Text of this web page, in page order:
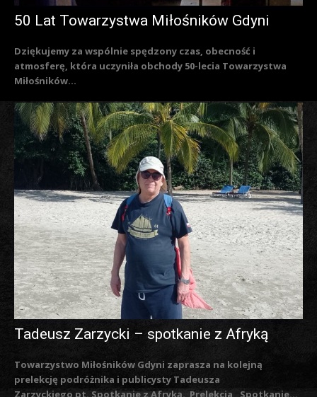
50 Lat Towarzystwa Miłośników Gdyni
Dziękujemy za wspólnie spędzony czas, obecność i
atmosferę, która uczyniła obchody 50-lecia Towarzystwa
Miłośników...
Tadeusz Zarzycki – spotkanie z Afryką
Towarzystwo Miłośników Gdyni zaprasza na kolejną
prelekcję podróżnika i publicysty Tadeusza
Zarzyckiego pt. Spotkanie z Afryką. Prelekcja „Spotkanie...